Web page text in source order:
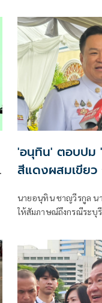
'อนุทิน' ตอบปม '
สีแดงผสมเขียว
นายอนุทิน ชาญวีรกูล น
ให้สัมภาษณ์ถึงกรณีระบุ